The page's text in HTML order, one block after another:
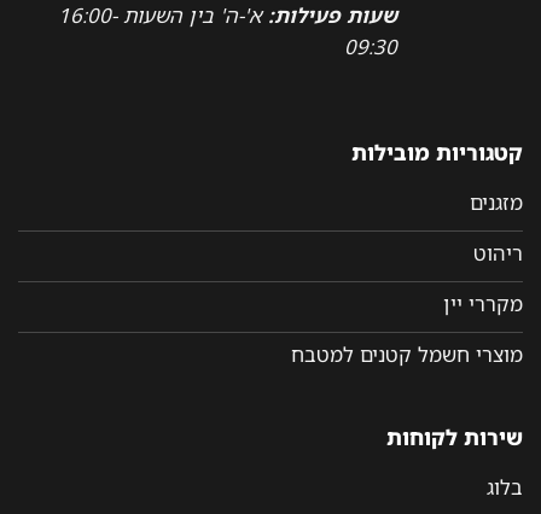
שעות פעילות:
א'-ה' בין השעות 16:00-
09:30
קטגוריות מובילות
מזגנים
ריהוט
מקררי יין
מוצרי חשמל קטנים למטבח
שירות לקוחות
בלוג